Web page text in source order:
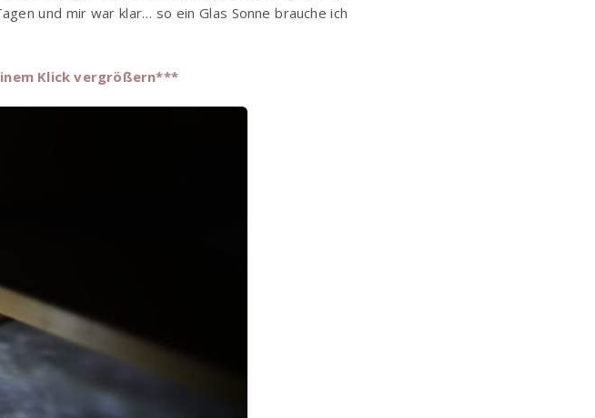
und mir war klar… so ein Glas Sonne brauche ich
Klick vergrößern***